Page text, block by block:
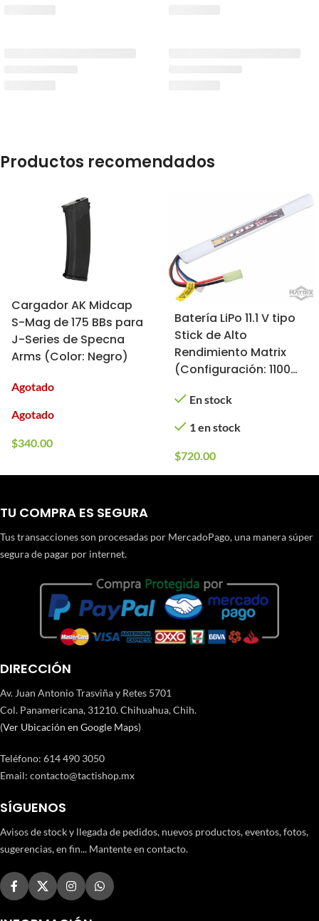
Productos recomendados
Cargador AK Midcap
S-Mag de 175 BBs para
J-Series de Specna
Arms (Color: Negro)
Agotado
Agotado
$340.00
Batería LiPo 11.1 V tipo
Stick de Alto
Rendimiento Matrix
(Configuración: 1100
Tamiya)
En stock
1 en stock
$720.00
TU COMPRA ES SEGURA
Tus transacciones son procesadas por MercadoPago, una manera súper
segura de pagar por internet.
DIRECCIÓN
Av. Juan Antonio Trasviña y Retes 5701
Col. Panamericana, 31210. Chihuahua, Chih.
(Ver Ubicación en Google Maps)
Teléfono: 614 490 3050
Email: contacto@tactishop.mx
SÍGUENOS
Avisos de stock y llegada de pedidos, nuevos productos, eventos, fotos,
sugerencias, en fin... Mantente en contacto.